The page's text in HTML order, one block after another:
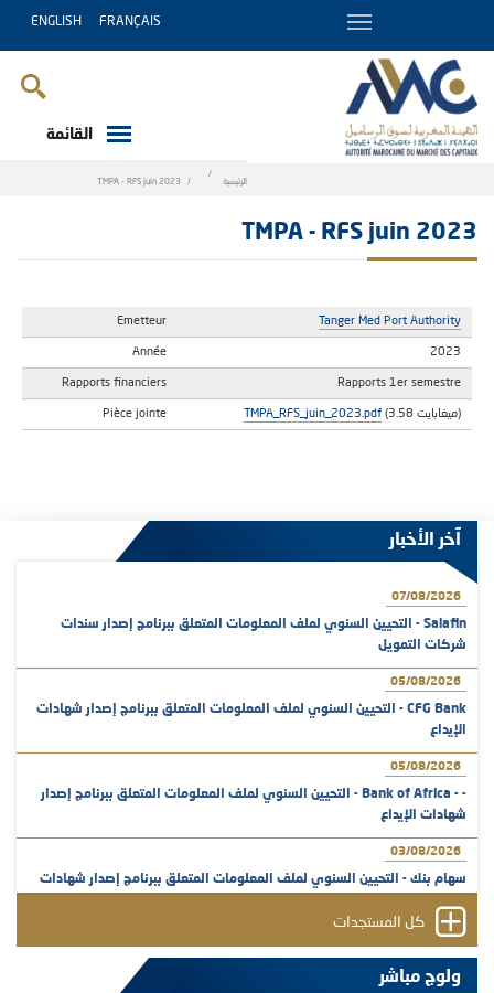
FRANÇAIS
ENGLISH
القائمة
الرئيسية TMPA - RFS juin 2023
TMPA - RFS juin 2023
Emetteur Tanger Med Port Authority
Année 2023
Rapports financiers Rapports 1er semestre
Pièce jointe TMPA_RFS_juin_2023.pdf (3.58 ميغابايت)
آخر الأخبار
07/08/2026
Salafin - التحيين السنوي لملف المعلومات المتعلق ببرنامج إصدار سندات
شركات التمويل
05/08/2026
CFG Bank - التحيين السنوي لملف المعلومات المتعلق ببرنامج إصدار شهادات
الإيداع
05/08/2026
- - Bank of Africa - التحيين السنوي لملف المعلومات المتعلق ببرنامج إصدار
شهادات الإيداع
03/08/2026
سهام بنك - التحيين السنوي لملف المعلومات المتعلق ببرنامج إصدار شهادات
31/07/2026
VEOLIA ENVIRONNEMENT - تؤشر الهيئة المغربية لسوق الرساميل على
المنشور النهائي المتعلق بالزيادة في الرأسمال المخصصة لأجراء المجموعة
كل المستجدات
ولوج مباشر